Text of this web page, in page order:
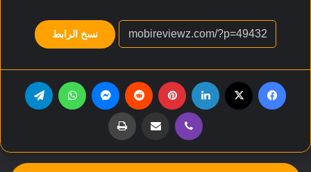
نسخ الرابط
ڤايبر مشاركة عبر البريد طباعة